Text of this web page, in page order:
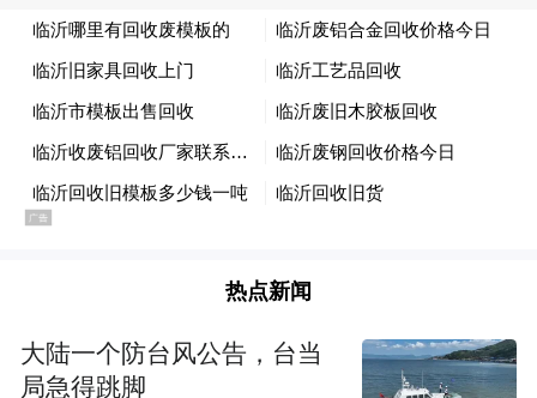
牌积极参与。他对星途EX7为会议提供的出
行保障表示感谢，并预祝车队圆满完成服务
任务。
热点新闻
大陆一个防台风公告，台当
局急得跳脚